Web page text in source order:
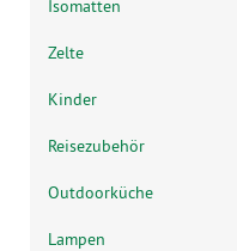
Isomatten
Zelte
Kinder
Reisezubehör
Outdoorküche
Lampen